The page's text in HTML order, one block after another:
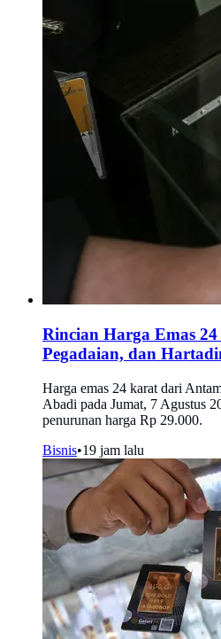
Rincian Harga Emas
Pegadaian, dan
Harga emas 24 karat dari
Abadi pada Jumat, 7 Agustus
penurunan harga Rp 29.000.
Bisnis•19 jam lalu